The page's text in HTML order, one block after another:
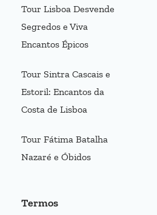
Tour Lisboa Desvende
Segredos e Viva
Encantos Épicos
Tour Sintra Cascais e
Estoril: Encantos da
Costa de Lisboa
Tour Fátima Batalha
Nazaré e Óbidos
Termos